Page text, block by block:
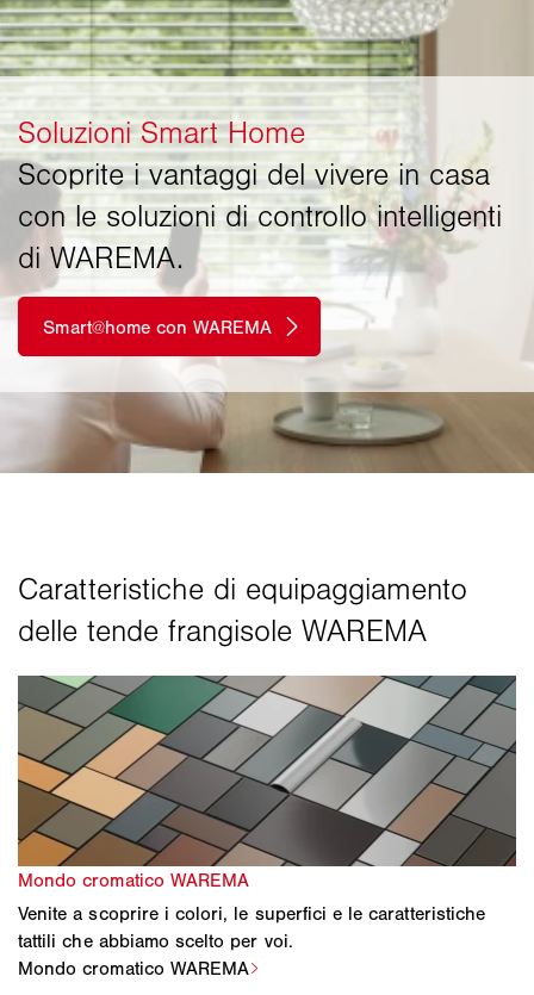
Venite a scoprire i colori, le superfici e le caratteristiche
tattili che abbiamo scelto per voi.